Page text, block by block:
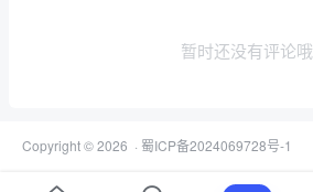
暂时还没有评论哦
Copyright © 2026 · 蜀ICP备2024069728号-1